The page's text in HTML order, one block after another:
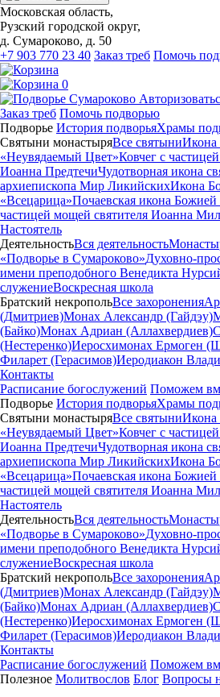
Московская область,
Рузский городской округ,
д. Сумароково, д. 50
+7 903 770 23 40 Заказ треб Помочь
0
Заказ треб Помочь подворью
Подворье История подворьяХрамы
Святыни монастыряВсе святыниИкона
«Неувядаемый Цвет»Ковчег с
Иоанна ПредтечиЧудотворная икона
архиепископа Мир ЛикийскихИкона
«Всецарица»Почаевская икона
частицей мощей святителя Иоанна
Настоятель
ДеятельностьВся деятельность
«Подворье в Сумароково»Духовно-
имени преподобного Венедикта
служениеВоскресная школа
Братский некропольВсе захоронения
(Дмитриев)Монах Александр (Гайдэу)
(Байко)Монах Адриан (Аллахвердиев)
(Нестеренко)Иеросхимонах Ермоген
Филарет (Герасимов)Иеродиакон
Контакты
Расписание богослужений Поможем
Подворье История подворьяХрамы
Святыни монастыряВсе святыниИкона
«Неувядаемый Цвет»Ковчег с
Иоанна ПредтечиЧудотворная икона
архиепископа Мир ЛикийскихИкона
«Всецарица»Почаевская икона
частицей мощей святителя Иоанна
Настоятель
ДеятельностьВся деятельность
«Подворье в Сумароково»Духовно-
имени преподобного Венедикта
служениеВоскресная школа
Братский некропольВсе захоронения
(Дмитриев)Монах Александр (Гайдэу)
(Байко)Монах Адриан (Аллахвердиев)
(Нестеренко)Иеросхимонах Ермоген
Филарет (Герасимов)Иеродиакон
Контакты
Расписание богослужений Поможем
Полезное Молитвослов Блог Вопросы